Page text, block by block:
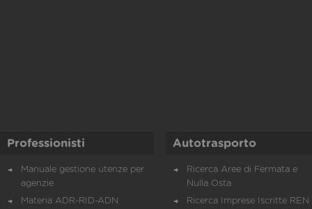
Professionisti
Manuale gestione utenze per
agenzie
Materia ADR-RID-ADN
Autotrasporto
Ricerca Aree di Fermata e
Nulla Osta
Ricerca Imprese Iscritte REN